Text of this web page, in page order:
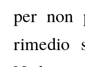
per non
rimedio